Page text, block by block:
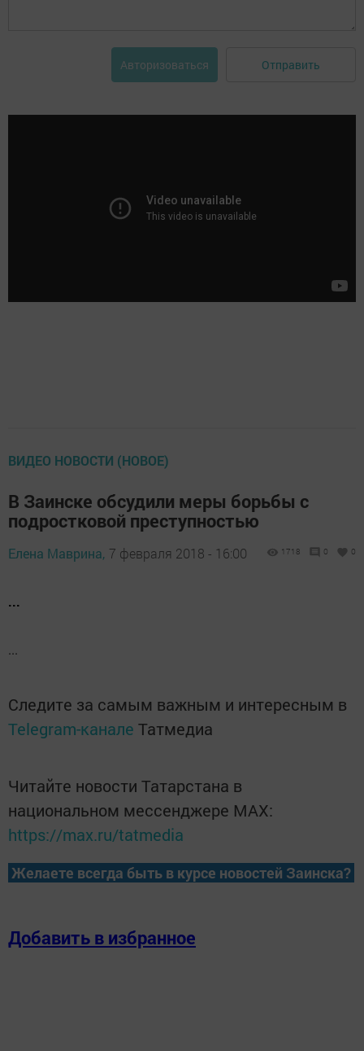
Авторизоваться Отправить
ВИДЕО НОВОСТИ (НОВОЕ)
В Заинске обсудили меры борьбы с
подростковой преступностью
Елена Маврина, 7 февраля 2018 - 16:00 1718 0 0
...
...
Следите за самым важным и интересным в
Telegram-канале Татмедиа
Читайте новости Татарстана в
национальном мессенджере MАХ:
https://max.ru/tatmedia
Желаете всегда быть в курсе новостей Заинска?
Добавить в избранное